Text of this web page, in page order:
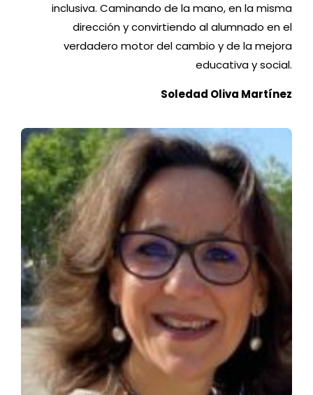
inclusiva. Caminando de la mano, en la misma
dirección y convirtiendo al alumnado en el
verdadero motor del cambio y de la mejora
educativa y social.
Soledad Oliva Martínez